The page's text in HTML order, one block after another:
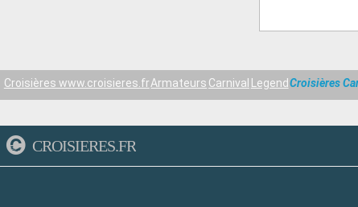
Croisières www.croisieres.frArmateurs Carnival LegendCroisières
CROISIERES.FR